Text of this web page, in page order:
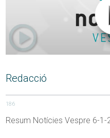
Redacció
186
Resum Notícies Vespre 6-1-